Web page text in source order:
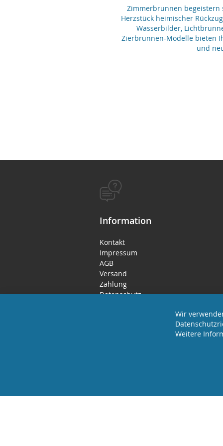
Zimmerbrunnen begeistern
Herzstück heimischer
Wasserbilder,
Zierbrunnen-Modelle bieten
und
Information
Kontakt
Impressum
AGB
Versand
Zahlung
Datenschutz
Wir
Weitere